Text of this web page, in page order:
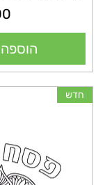
הוספה
חדש